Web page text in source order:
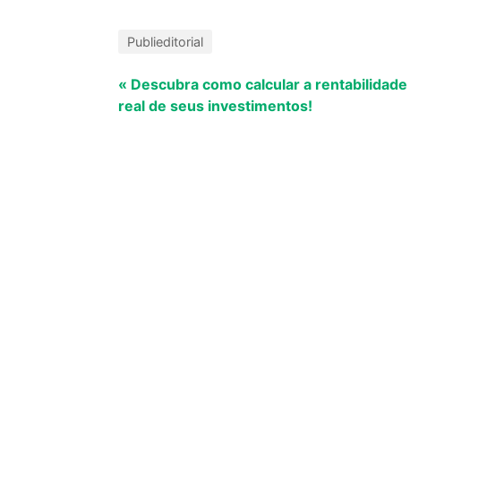
Publieditorial
« Descubra como calcular a rentabilidade
real de seus investimentos!